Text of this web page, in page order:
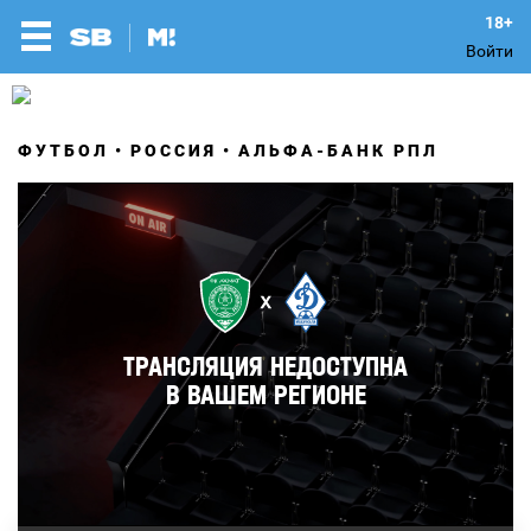
Войти
ФУТБОЛ РОССИЯ АЛЬФА-БАНК РПЛ